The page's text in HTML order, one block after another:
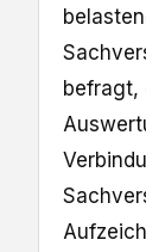
befragt,